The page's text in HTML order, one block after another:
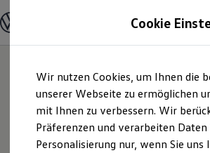
Hauptinhalt
springen
Footer
springen
Modelle und Konfigurator
Modelle vergleichen
Elektroautos
ENERGY Sondermodelle
Nutzfahrzeuge
SUV und CUV
Familienautos
Kombis
Cookie
Wir nutzen Cookies, um Ihnen die
unserer Webseite zu ermöglichen
mit Ihnen zu verbessern. Wir
Präferenzen und verarbeiten
Personalisierung nur, wenn Sie